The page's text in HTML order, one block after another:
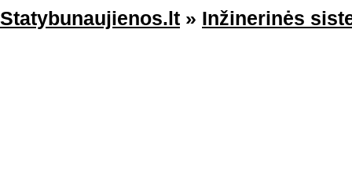
Statybunaujienos.lt » Inžinerinės